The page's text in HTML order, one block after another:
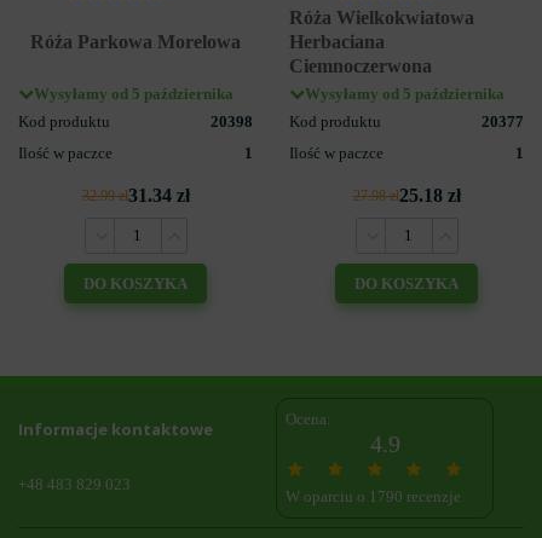
Róża Parkowa Morelowa
Wysyłamy od 5 października
Kod produktu
20398
Ilość w paczce
1
32.99 zł31.34 zł
DO KOSZYKA
Róża Wielkokwiatowa
Herbaciana
Ciemnoczerwona
Wysyłamy od 5 października
Kod produktu
20377
Ilość w paczce
1
27.98 zł25.18 zł
DO KOSZYKA
Informacje kontaktowe
+48 483 829 023
Ocena:
4.9
W oparciu o 1790 recenzje